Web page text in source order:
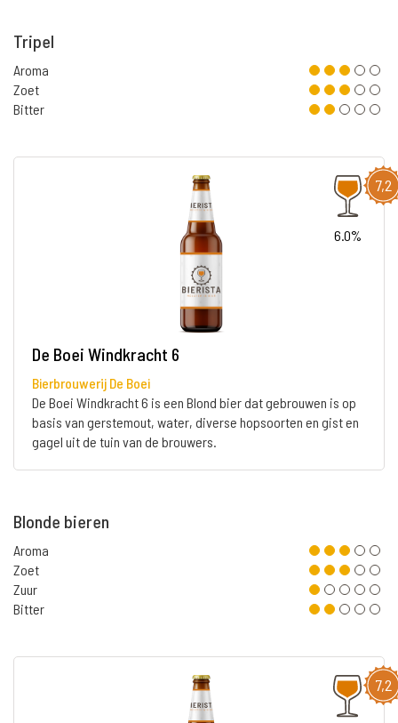
Tripel
Aroma
Zoet
Bitter
7,2
6.0%
De Boei Windkracht 6
Bierbrouwerij De Boei
De Boei Windkracht 6 is een Blond bier dat gebrouwen is op
basis van gerstemout, water, diverse hopsoorten en gist en
gagel uit de tuin van de brouwers.
Blonde bieren
Aroma
Zoet
Zuur
Bitter
7,2